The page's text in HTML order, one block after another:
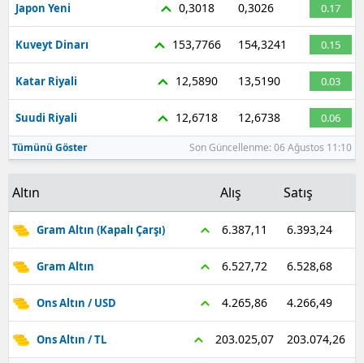
Japon Yeni 0,3018 0,3026 0.17
Kuveyt Dinarı 153,7766 154,3241 0.15
Katar Riyali 12,5890 13,5190 0.03
Suudi Riyali 12,6718 12,6738 0.06
Tümünü Göster Son Güncellenme: 06 Ağustos 11:10
Altın Alış Satış
Gram Altın (Kapalı Çarşı) 6.387,11 6.393,24
Gram Altın 6.527,72 6.528,68
Ons Altın / USD 4.265,86 4.266,49
Ons Altın / TL 203.025,07 203.074,26